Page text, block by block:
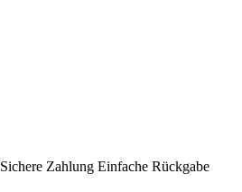
Sichere Zahlung Einfache Rückgabe